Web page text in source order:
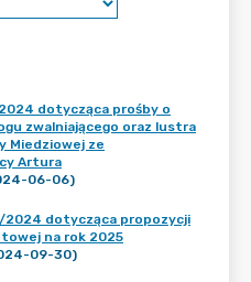
dotycząca prośby o
zwalniającego oraz lustra
Miedziowej ze
Artura
06-06)
2024 dotycząca propozycji
na rok 2025
09-30)